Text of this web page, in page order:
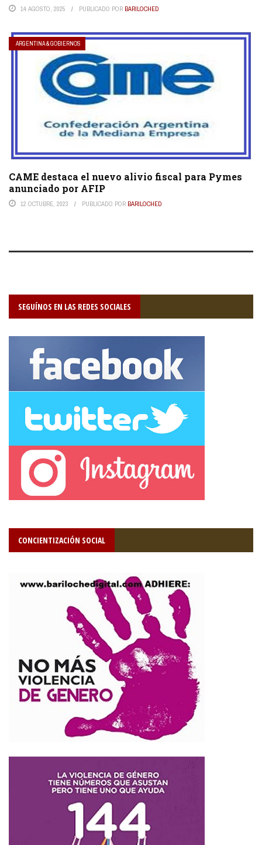
14 AGOSTO, 2025 PUBLICADO POR BARILOCHED
ARGENTINA & GOBIERNOS
CAME destaca el nuevo alivio fiscal para Pymes
anunciado por AFIP
12 OCTUBRE, 2023 PUBLICADO POR BARILOCHED
SEGUÍNOS EN LAS REDES SOCIALES
CONCIENTIZACIÓN SOCIAL